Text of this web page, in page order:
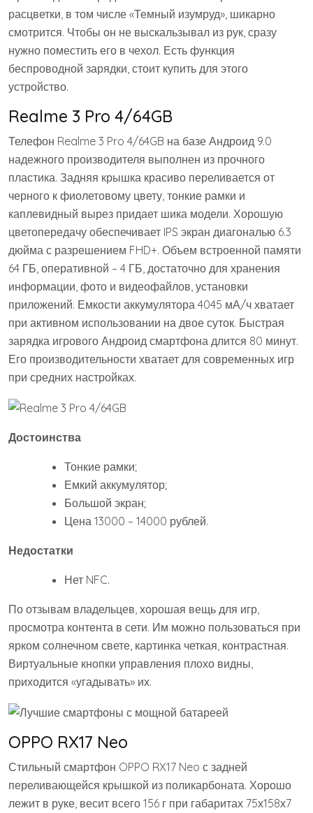
расцветки, в том числе «Темный изумруд», шикарно
смотрится. Чтобы он не выскальзывал из рук, сразу
нужно поместить его в чехол. Есть функция
беспроводной зарядки, стоит купить для этого
устройство.
Realme 3 Pro 4/64GB
Телефон Realme 3 Pro 4/64GB на базе Андроид 9.0
надежного производителя выполнен из прочного
пластика. Задняя крышка красиво переливается от
черного к фиолетовому цвету, тонкие рамки и
каплевидный вырез придает шика модели. Хорошую
цветопередачу обеспечивает IPS экран диагональю 6.3
дюйма с разрешением FHD+. Объем встроенной памяти
64 ГБ, оперативной – 4 ГБ, достаточно для хранения
информации, фото и видеофайлов, установки
приложений. Емкости аккумулятора 4045 мА/ч хватает
при активном использовании на двое суток. Быстрая
зарядка игрового Андроид смартфона длится 80 минут.
Его производительности хватает для современных игр
при средних настройках.
Достоинства
Тонкие рамки;
Емкий аккумулятор;
Большой экран;
Цена 13000 – 14000 рублей.
Недостатки
Нет NFC.
По отзывам владельцев, хорошая вещь для игр,
просмотра контента в сети. Им можно пользоваться при
ярком солнечном свете, картинка четкая, контрастная.
Виртуальные кнопки управления плохо видны,
приходится «угадывать» их.
OPPO RX17 Neo
Стильный смартфон OPPO RX17 Neo с задней
переливающейся крышкой из поликарбоната. Хорошо
лежит в руке, весит всего 156 г при габаритах 75х158х7